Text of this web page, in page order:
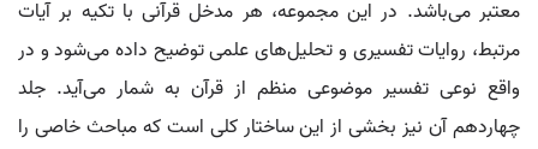
معتبر می‌باشد. در این مجموعه، هر مدخل قرآنی با تکیه بر آیات
مرتبط، روایات تفسیری و تحلیل‌های علمی توضیح داده می‌شود و در
واقع نوعی تفسیر موضوعی منظم از قرآن به شمار می‌آید. جلد
چهاردهم آن نیز بخشی از این ساختار کلی است که مباحث خاصی را